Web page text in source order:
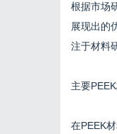
根据市场
展现出的
注于材料
主要
在PEEK